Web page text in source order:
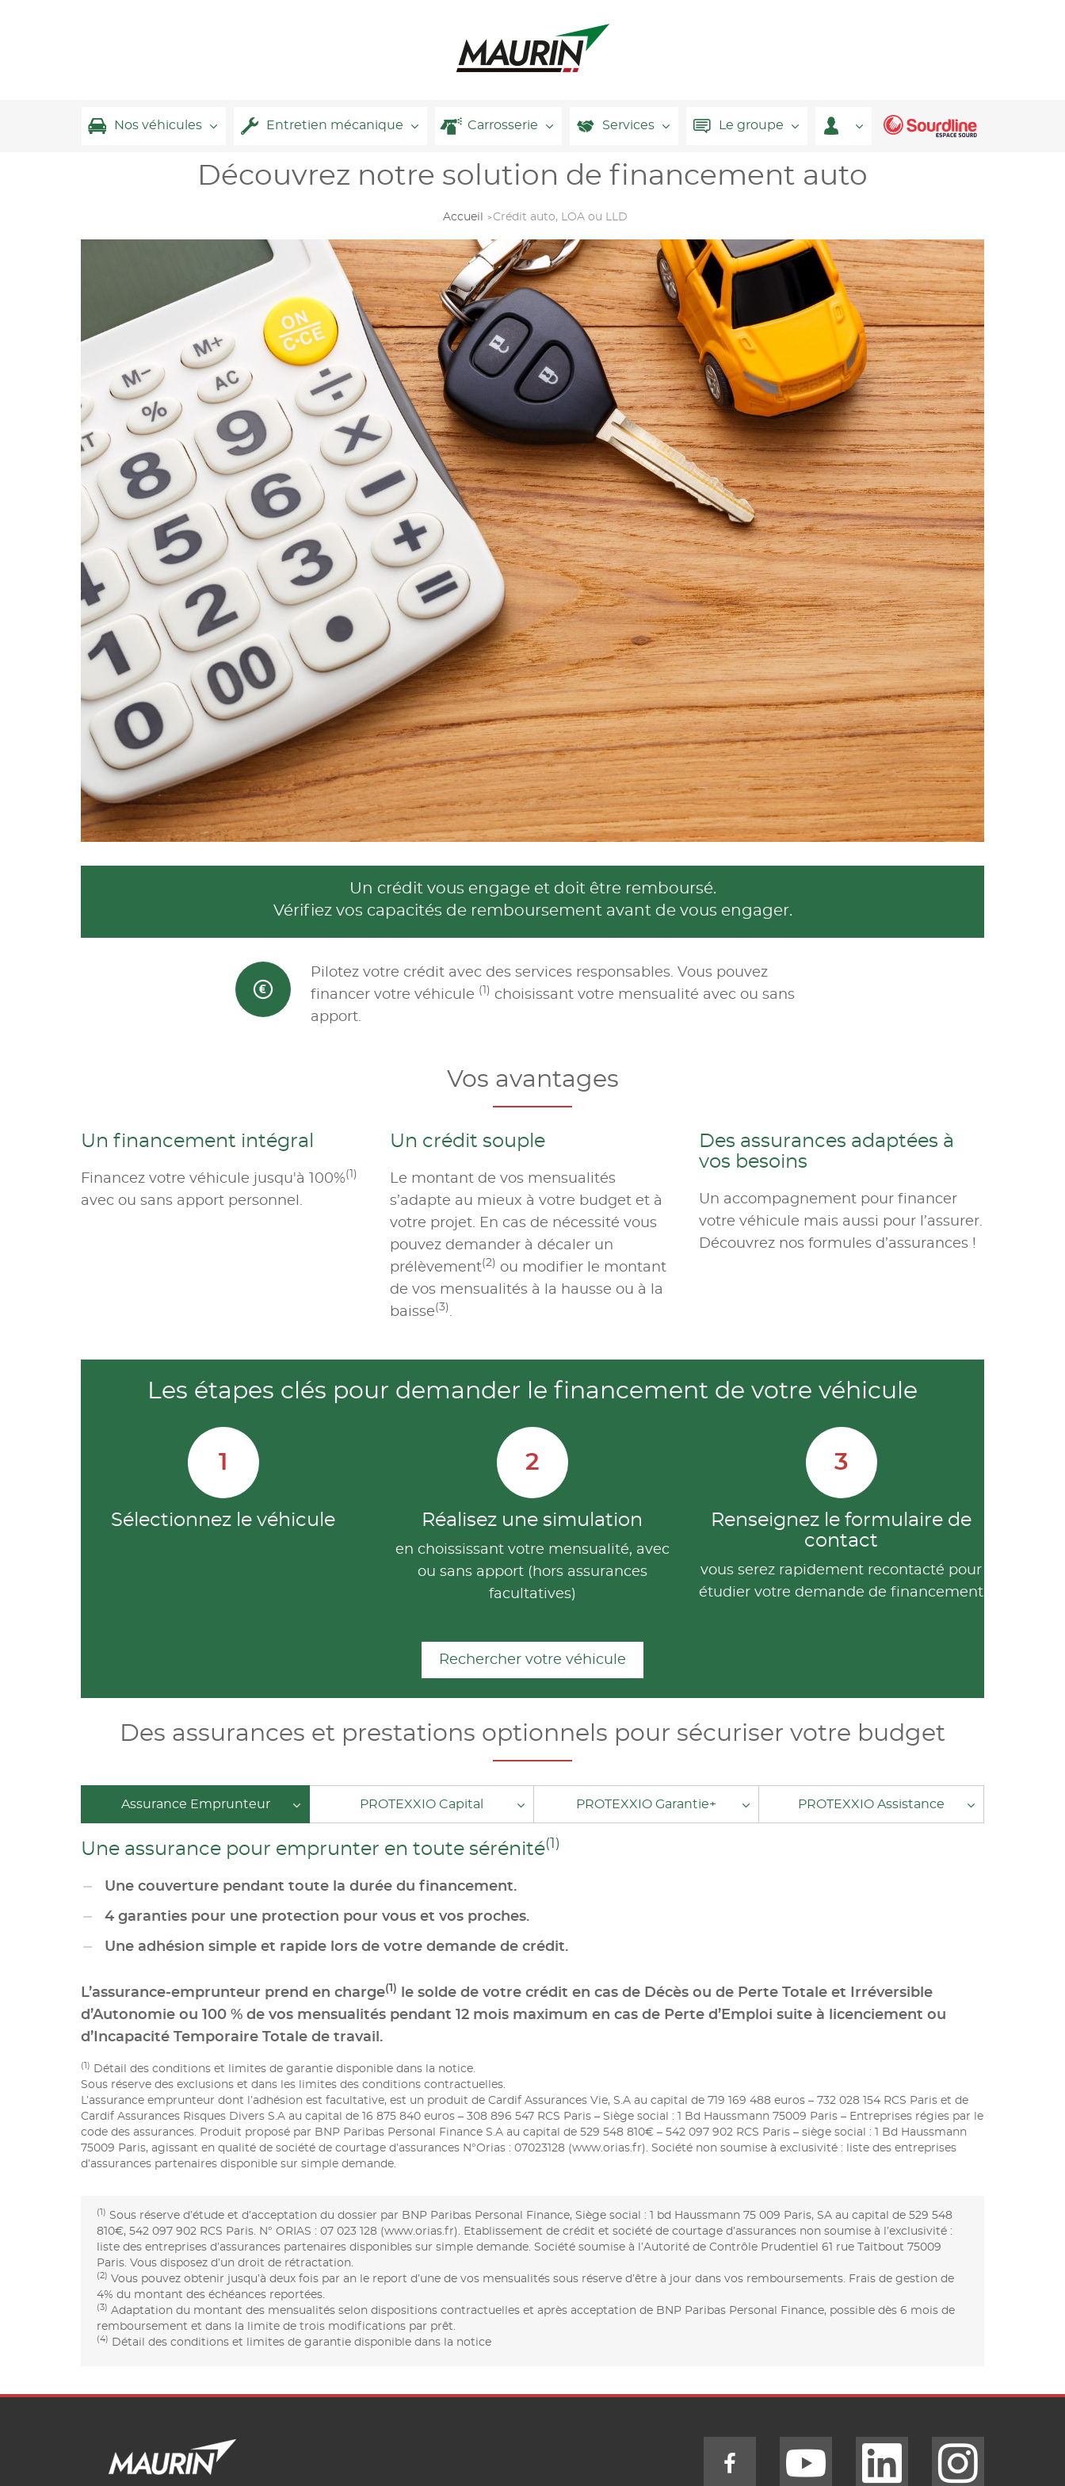
Nos véhicules Entretien mécanique Carrosserie Services Le groupe
Découvrez notre solution de financement auto
Accueil Crédit auto, LOA ou LLD
Un crédit vous engage et doit être remboursé.
Vérifiez vos capacités de remboursement avant de vous engager.
Pilotez votre crédit avec des services responsables. Vous pouvez
financer votre véhicule (1) choisissant votre mensualité avec ou sans
apport.
Vos avantages
Un financement intégral
Financez votre véhicule jusqu'à 100%(1)
avec ou sans apport personnel.
Un crédit souple
Le montant de vos mensualités
s’adapte au mieux à votre budget et à
votre projet. En cas de nécessité vous
pouvez demander à décaler un
prélèvement(2) ou modifier le montant
de vos mensualités à la hausse ou à la
baisse(3) .
Des assurances adaptées à
vos besoins
Un accompagnement pour financer
votre véhicule mais aussi pour l’assurer.
Découvrez nos formules d’assurances !
Les étapes clés pour demander le financement de votre véhicule
1
Sélectionnez le véhicule
2
Réalisez une simulation
en choississant votre mensualité, avec
ou sans apport (hors assurances
facultatives)
3
Renseignez le formulaire de
contact
vous serez rapidement recontacté pour
étudier votre demande de financement
Rechercher votre véhicule
Des assurances et prestations optionnels pour sécuriser votre budget
Assurance Emprunteur PROTEXXIO Capital PROTEXXIO Garantie+ PROTEXXIO Assistance
Une assurance pour emprunter en toute sérénité(1)
Une couverture pendant toute la durée du financement.
4 garanties pour une protection pour vous et vos proches.
Une adhésion simple et rapide lors de votre demande de crédit.
L’assurance-emprunteur prend en charge(1)
le solde de votre crédit en cas de Décès ou de Perte Totale et Irréversible
d’Autonomie ou 100 % de vos mensualités pendant 12 mois maximum en cas de Perte d’Emploi suite à licenciement ou
d’Incapacité Temporaire Totale de travail.
(1)
Détail des conditions et limites de garantie disponible dans la notice.
Sous réserve des exclusions et dans les limites des conditions contractuelles.
L’assurance emprunteur dont l’adhésion est facultative, est un produit de Cardif Assurances Vie, S.A au capital de 719 169 488 euros – 732 028 154 RCS Paris et de
Cardif Assurances Risques Divers S.A au capital de 16 875 840 euros – 308 896 547 RCS Paris – Siège social : 1 Bd Haussmann 75009 Paris – Entreprises régies par le
code des assurances. Produit proposé par BNP Paribas Personal Finance S.A au capital de 529 548 810€ – 542 097 902 RCS Paris – siège social : 1 Bd Haussmann
75009 Paris, agissant en qualité de société de courtage d’assurances N°Orias : 07023128 (www.orias.fr). Société non soumise à exclusivité : liste des entreprises
d’assurances partenaires disponible sur simple demande.
(1) Sous réserve d’étude et d’acceptation du dossier par BNP Paribas Personal Finance, Siège social : 1 bd Haussmann 75 009 Paris, SA au capital de 529 548
810€, 542 097 902 RCS Paris. N° ORIAS : 07 023 128 (www.orias.fr). Etablissement de crédit et société de courtage d’assurances non soumise à l’exclusivité :
liste des entreprises d’assurances partenaires disponibles sur simple demande. Société soumise à l’Autorité de Contrôle Prudentiel 61 rue Taitbout 75009
Paris. Vous disposez d’un droit de rétractation.
(2) Vous pouvez obtenir jusqu’à deux fois par an le report d’une de vos mensualités sous réserve d’être à jour dans vos remboursements. Frais de gestion de
4% du montant des échéances reportées.
(3) Adaptation du montant des mensualités selon dispositions contractuelles et après acceptation de BNP Paribas Personal Finance, possible dès 6 mois de
remboursement et dans la limite de trois modifications par prêt.
(4) Détail des conditions et limites de garantie disponible dans la notice